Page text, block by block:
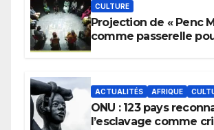
CULTURE
Projection de « Penc
comme passerelle
ACTUALITÉS AFRIQUE
ONU : 123 pays
l’esclavage comme